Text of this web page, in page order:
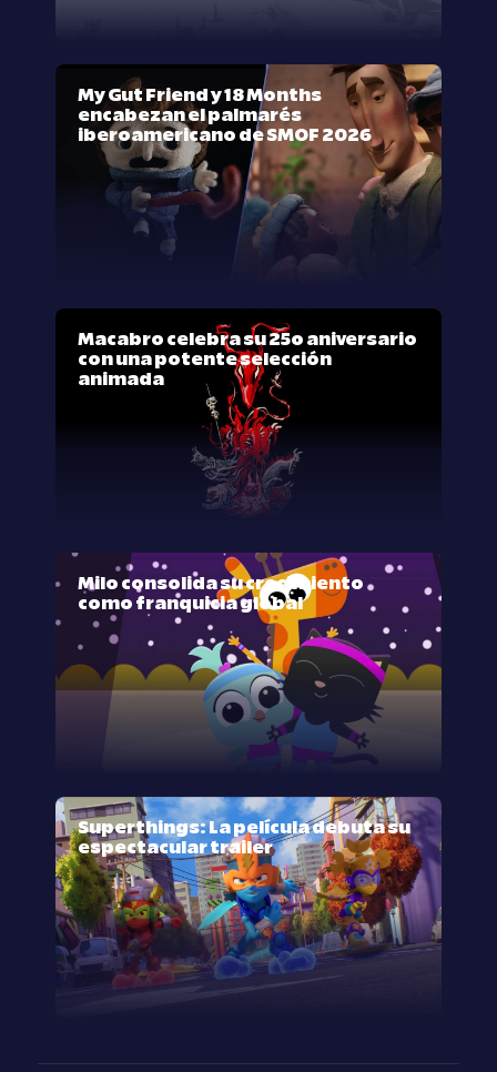
My Gut Friend y 18 Months
encabezan el palmarés
iberoamericano de SMOF 2026
Macabro celebra su 25º aniversario
con una potente selección
animada
Milo consolida su crecimiento
como franquicia global
Superthings: La película debuta su
espectacular trailer